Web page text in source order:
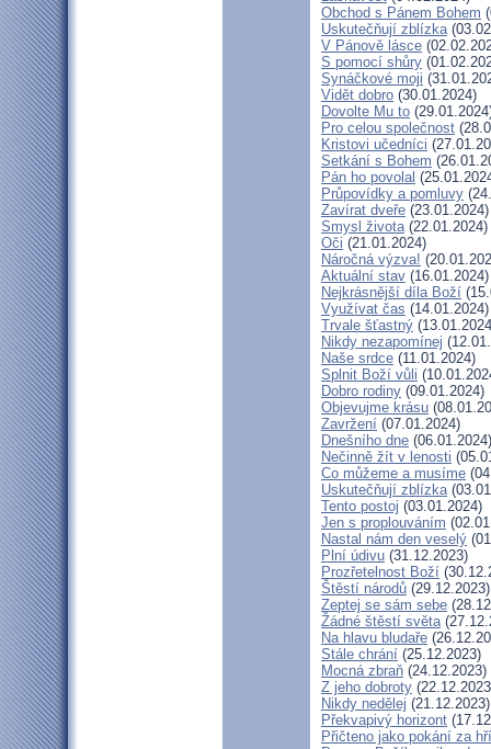
Obchod s Pánem Bohem
Uskutečňují zblízka
V Pánově lásce
S pomocí shůry
Synáčkové moji
Vidět dobro (30.01.2024)
Dovolte Mu to
Pro celou společnost
Kristovi učedníci
Setkání s Bohem
Pán ho povolal
Průpovídky a pomluvy
Zavírat dveře (23.01.2024)
Smysl života(22.01.2024)
Oči (21.01.2024)
Náročná výzva!
Aktuální stav (16.01.2024)
Nejkrásnější díla Boží
Využívat čas (14.01.2024)
Trvale šťastný
Nikdy nezapomínej
Naše srdce (11.01.2024)
Splnit Boží vůli
Dobro rodiny (09.01.2024)
Objevujme krásu
Zavržení (07.01.2024)
Dnešního dne (06.01.2024)
Nečinně žít v lenosti
Co můžeme a musíme
Uskutečňují zblízka
Tento postoj (03.01.2024)
Jen s proplouváním
Nastal nám den veselý
Plní údivu (31.12.2023)
Prozřetelnost Boží
Štěstí národů (29.12.2023)
Zeptej se sám sebe
Žádné štěstí světa
Na hlavu bludaře
Stále chrání (25.12.2023)
Mocná zbraň (24.12.2023)
Z jeho dobroty
Nikdy nedělej (21.12.2023)
Překvapivý horizont
Přičteno jako pokání za